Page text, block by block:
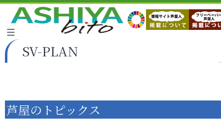
SV-PLAN
芦屋のトピックス